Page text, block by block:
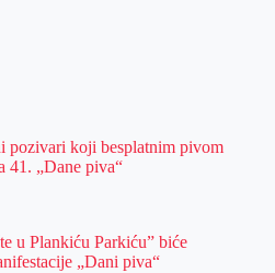
pozivari koji besplatnim pivom
41. „Dane piva“
u Plankiću Parkiću” biće
„Dani piva“